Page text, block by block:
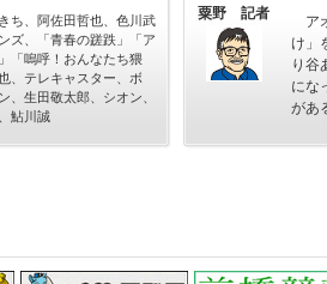
ち、阿佐田哲也、色川武
ズ、「青春の蹉跌」「ア
「嗚呼！おんなたち猥
、テレキャスター、ボ
、生田敬太郎、シオン、
鮎川誠
粟野 記者
ア
け」
り谷
にな
があ